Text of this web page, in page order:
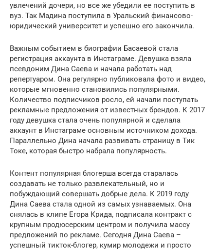
увлечений дочери, но все же убедили ее поступить в
вуз. Так Мадина поступила в Уральский финансово-
юридический университет и успешно его закончила.
Важным событием в биографии Басаевой стала
регистрация аккаунта в Инстаграме. Девушка взяла
псевдоним Дина Саева и начала работать над
репертуаром. Она регулярно публиковала фото и видео,
которые мгновенно становились популярными.
Количество подписчиков росло, ей начали поступать
рекламные предложения от известных брендов. К 2017
году девушка стала очень популярной и сделала
аккаунт в Инстаграме основным источником дохода.
Параллельно Дина начала развивать страницу в Тик
Токе, которая быстро набрала популярность.
Контент популярная блогерша всегда старалась
создавать не только развлекательный, но и
побуждающий совершать добрые дела. К 2019 году
Дина Саева стала одной из самых узнаваемых. Она
снялась в клипе Егора Крида, подписала контракт с
крупным продюсерским центром и получила массу
предложений по рекламе. Сегодня Дина Саева –
успешный тикток-блогер, кумир молодежи и просто